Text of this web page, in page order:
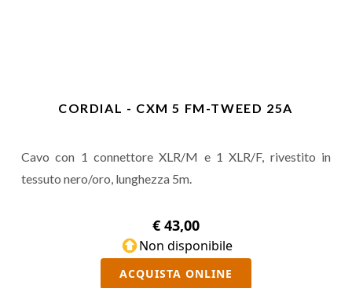
CORDIAL - CXM 5 FM-TWEED 25A
Cavo con 1 connettore XLR/M e 1 XLR/F, rivestito in
tessuto nero/oro, lunghezza 5m.
€ 43,00
Non disponibile
ACQUISTA ONLINE